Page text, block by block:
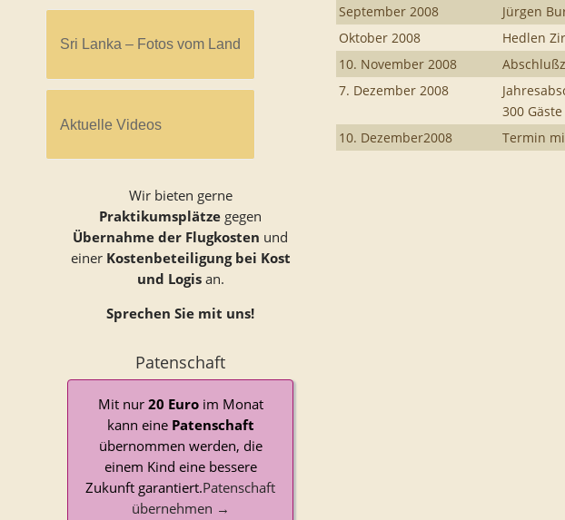
Sri Lanka – Fotos vom Land
Aktuelle Videos
Wir bieten gerne
Praktikumsplätze gegen
Übernahme der Flugkosten und
einer Kostenbeteiligung bei Kost
und Logisan.
Sprechen Sie mit uns!
Patenschaft
Mit nur20 Euroim Monat
kann einePatenschaft
übernommen werden, die
einem Kind eine bessere
Zukunft garantiert.Patenschaft
übernehmen →
September 2008
Jürgen
Oktober 2008
Hedlen
10. November 2008
7. Dezember 2008
300
10. Dezember2008
Termin